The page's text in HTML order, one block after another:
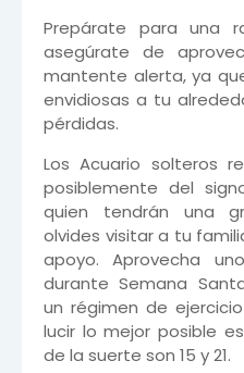
Prepárate para una
asegúrate de
mantente alerta, ya
envidiosas a tu
pérdidas.
Los Acuario solteros
posiblemente del
quien tendrán una
olvides visitar a tu
apoyo. Aprovecha
durante Semana
un régimen de
lucir lo mejor posible
de la suerte son 15 y 21.